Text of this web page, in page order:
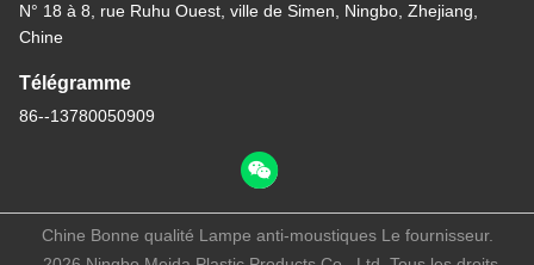
N° 18 à 8, rue Ruhu Ouest, ville de Simen, Ningbo, Zhejiang,
Chine
Télégramme
86--13780050909
Chine Bonne qualité Lampe anti-moustiques Le fournisseur.